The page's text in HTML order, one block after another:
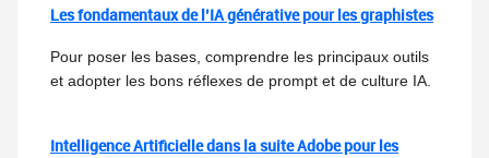
Les fondamentaux de l’IA générative pour les graphistes
Pour poser les bases, comprendre les principaux outils
et adopter les bons réflexes de prompt et de culture IA.
Intelligence Artificielle dans la suite Adobe pour les